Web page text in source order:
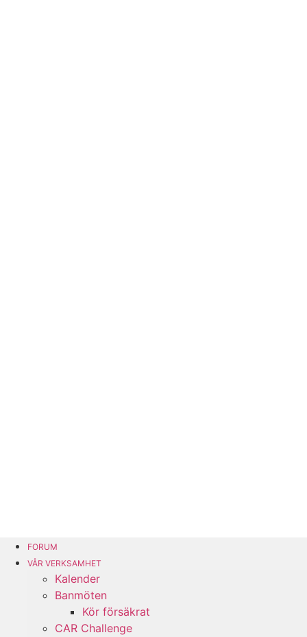
FORUM
VÅR VERKSAMHET
Kalender
Banmöten
Kör försäkrat
CAR Challenge